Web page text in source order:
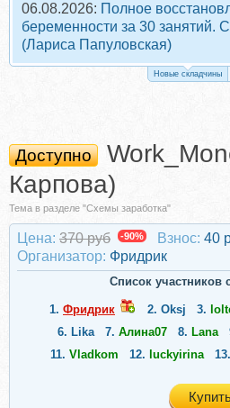
06.08.2026: Полное
беременности за 30 занятий.
(Лариса Папуловская)
Новые складчины
Доступно
Карпова)
Тема в разделе "Схемы заработка"
Цена: 370 руб -90% Взнос: 40
Организатор: Фридрик
Список участников
1. Фридрик 2. Oksj 3.
6. Lika 7. Алина07 8. Lana
11. Vladkom 12. luckyirina 13.